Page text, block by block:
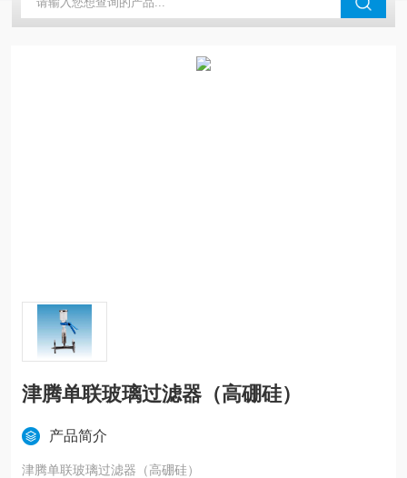
津腾单联玻璃过滤器（高硼硅）
产品简介
津腾单联玻璃过滤器（高硼硅）